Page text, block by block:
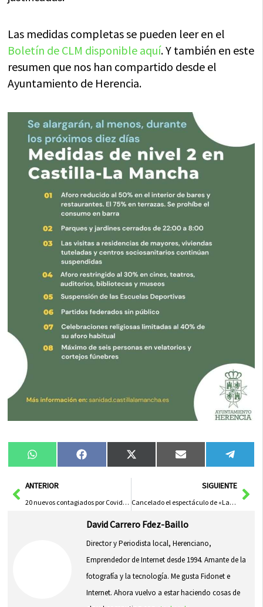
Las medidas completas se pueden leer en el
Boletín de CLM disponible aquí. Y también en este
resumen que nos han compartido desde el
Ayuntamiento de Herencia.
Compartir
en
WhatsAppCompartir
en
FacebookCompartir
en
X
(Twitter)
Compartir
en
Email
en
AntANTERIOR
20 nuevos contagiados por Covid-19 en Herencia, solo 2 más que la pasada semana
SIGUIENTE
Cancelado el espectáculo de «La Celestina» que se iba a celebrar en el auditorio municipal
David Carrero Fdez-Baillo
Director y Periodista local, Herenciano,
Emprendedor de Internet desde 1994. Amante de la
fotografía y la tecnología. Me gusta Fidonet e
Internet. Ahora vuelvo a estar haciendo cosas de